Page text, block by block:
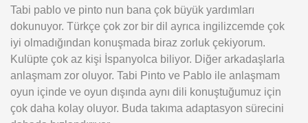
Tabi pablo ve pinto nun bana çok büyük yardımları
dokunuyor. Türkçe çok zor bir dil ayrıca ingilizcemde çok
iyi olmadığından konuşmada biraz zorluk çekiyorum.
Kulüpte çok az kişi İspanyolca biliyor. Diğer arkadaşlarla
anlaşmam zor oluyor. Tabi Pinto ve Pablo ile anlaşmam
oyun içinde ve oyun dışında aynı dili konuştuğumuz için
çok daha kolay oluyor. Buda takıma adaptasyon sürecini